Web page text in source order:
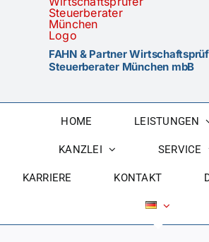
FAHN & Partner
Steuerberater München mbB
HOME LEISTUNGEN
KANZLEI SERVICE
KARRIERE KONTAKT